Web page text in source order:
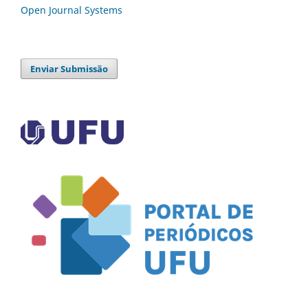
Open Journal Systems
Enviar Submissão